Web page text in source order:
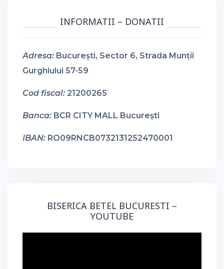
INFORMATII – DONATII
Adresa: București, Sector 6, Strada Munții
Gurghiului 57-59
Cod fiscal: 21200265
Banca: BCR CITY MALL București
IBAN: RO09RNCB0732131252470001
BISERICA BETEL BUCURESTI –
YOUTUBE